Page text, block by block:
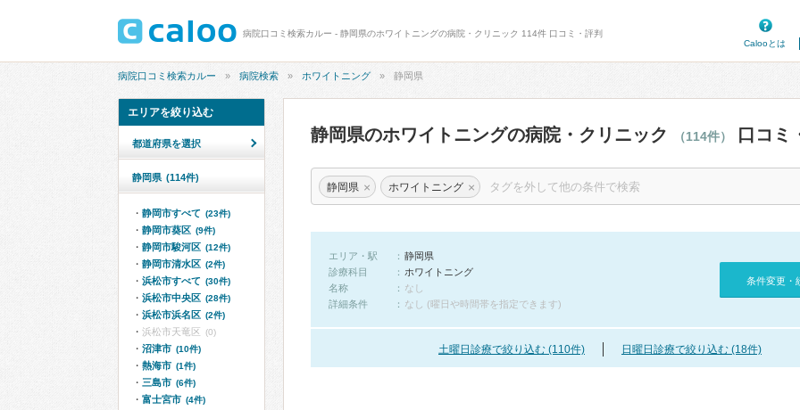
病院口コミ検索カルー - 静岡県のホワイトニングの病院・クリニック 114件 口コミ・評判
Calooとは
病院口コミ検索カルー 病院検索 ホワイトニング 静岡県
静岡県のホワイトニングの病院・クリニック （114件） 口コミ
静岡県 × ホワイトニング ×
エリア・駅
静岡県
診療科目
ホワイトニング
名称
なし
詳細条件
なし (曜日や時間帯を指定できます)
条件変更・
土曜日診療で絞り込む (110件) 日曜日診療で絞り込む (18件)
エリアを絞り込む
都道府県を選択
静岡県 (114件)
静岡市すべて (23件)
静岡市葵区 (9件)
静岡市駿河区 (12件)
静岡市清水区 (2件)
浜松市すべて (30件)
浜松市中央区 (28件)
浜松市浜名区 (2件)
浜松市天竜区 (0)
沼津市 (10件)
熱海市 (1件)
三島市 (6件)
富士宮市 (4件)